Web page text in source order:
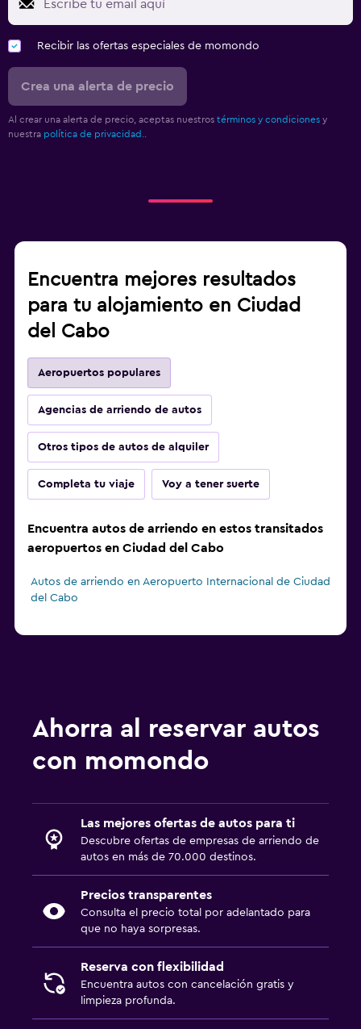
Recibir las ofertas especiales de momondo
Crea una alerta de precio
Al crear una alerta de precio, aceptas nuestros términos y condiciones y
nuestra política de privacidad.
Encuentra mejores resultados
para tu alojamiento en Ciudad
del Cabo
Aeropuertos populares
Agencias de arriendo de autos
Otros tipos de autos de alquiler
Completa tu viaje Voy a tener suerte
Encuentra autos de arriendo en estos transitados
aeropuertos en Ciudad del Cabo
Autos de arriendo en Aeropuerto Internacional de Ciudad
del Cabo
Ahorra al reservar autos
con momondo
Las mejores ofertas de autos para ti
Descubre ofertas de empresas de arriendo de
autos en más de 70.000 destinos.
Precios transparentes
Consulta el precio total por adelantado para
que no haya sorpresas.
Reserva con flexibilidad
Encuentra autos con cancelación gratis y
limpieza profunda.